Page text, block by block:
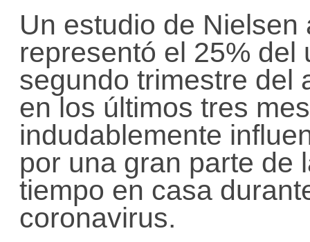
Un estudio de
representó el 25% del
segundo trimestre del
en los últimos tres
indudablemente
por una gran parte de
tiempo en casa
coronavirus.